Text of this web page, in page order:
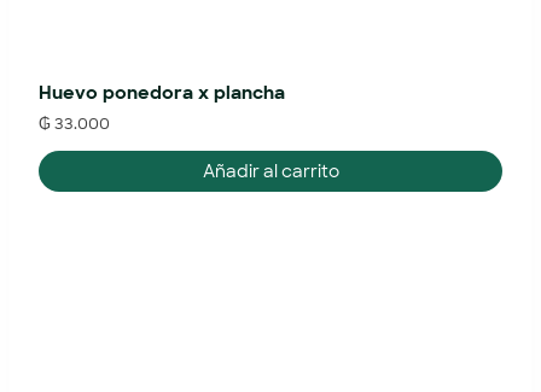
Huevo ponedora x plancha
₲33.000
Añadir al carrito